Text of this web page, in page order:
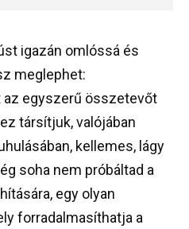
igazán omlóssá és
meglephet:
az egyszerű összetevőt
társítjuk, valójában
kellemes, lágy
soha nem próbáltad a
egy olyan
forradalmasíthatja a